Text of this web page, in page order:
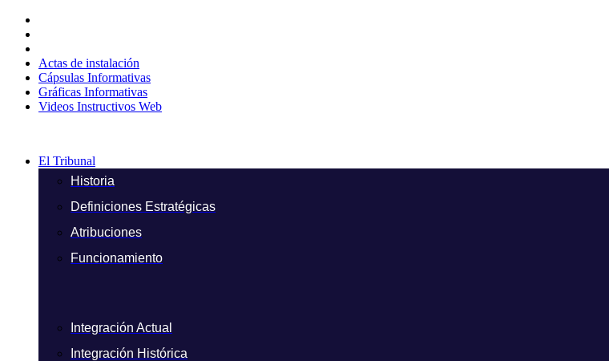
contenido
Actas de instalación
Cápsulas Informativas
Gráficas Informativas
Videos Instructivos Web
El Tribunal
Historia
Definiciones Estratégicas
Atribuciones
Funcionamiento
Integración Actual
Integración Histórica